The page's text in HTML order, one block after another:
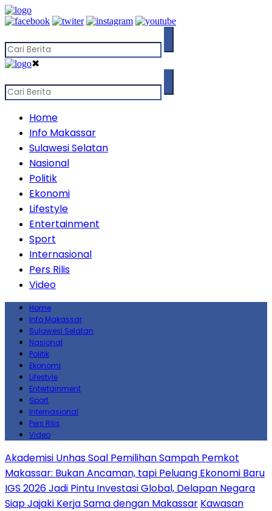
✖
Home
Info Makassar
Sulawesi Selatan
Nasional
Politik
Ekonomi
Lifestyle
Entertainment
Sport
Internasional
Pers Rilis
Video
Home
Info Makassar
Sulawesi Selatan
Nasional
Politik
Ekonomi
Lifestyle
Entertainment
Sport
Internasional
Pers Rilis
Video
Akademisi Unhas Soal Pemilihan Sampah Pemkot
Makassar: Bukan Ancaman, tapi Peluang Ekonomi Baru
IGS 2026 Jadi Pintu Investasi Global, Delapan Negara
Siap Jajaki Kerja Sama dengan Makassar Kawasan